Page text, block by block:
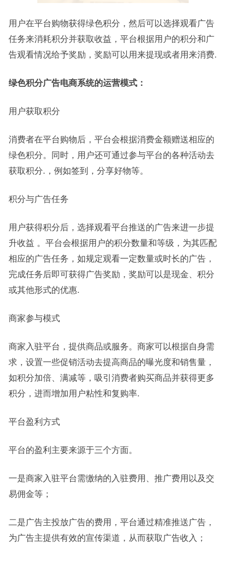
用户在平台购物获得绿色积分，然后可以选择观看广告
任务来消耗积分并获取收益，平台根据用户的积分和广
告观看情况给予奖励，奖励可以用来提现或者用来消费.
绿色积分广告电商系统的运营模式：
用户获取积分
消费者在平台购物后，平台会根据消费金额赠送相应的
绿色积分。同时，用户还可通过参与平台的各种活动去
获取积分.，例如签到，分享好物等。
积分与广告任务
用户获得积分后，选择观看平台推送的广告来进一步提
升收益 。平台会根据用户的积分数量和等级，为其匹配
相应的广告任务，如规定观看一定数量或时长的广告，
完成任务后即可获得广告奖励，奖励可以是现金、积分
或其他形式的优惠.
商家参与模式
商家入驻平台，提供商品或服务。商家可以根据自身需
求，设置一些促销活动去提高商品的曝光度和销售量，
如积分加倍、满减等，吸引消费者购买商品并获得更多
积分，进而增加用户粘性和复购率.
平台盈利方式
平台的盈利主要来源于三个方面。
一是商家入驻平台需缴纳的入驻费用、推广费用以及交
易佣金等；
二是广告主投放广告的费用，平台通过精准推送广告，
为广告主提供有效的宣传渠道，从而获取广告收入；